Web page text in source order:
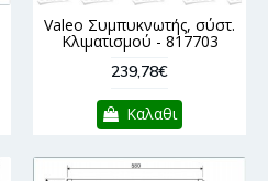
Valeo Συμπυκνωτής, σύστ.
Κλιματισμού - 817703
239,78€
Καλαθι